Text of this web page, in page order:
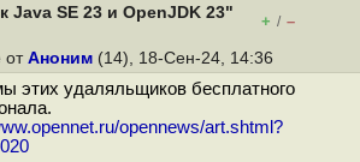
Java SE 23 и OpenJDK 23" + / –
от Аноним (14), 18-Сен-24, 14:36
этих удаляльщиков бесплатного
opennews/art.shtml?